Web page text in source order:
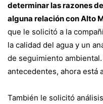
determinar las razones
alguna relación con Alto
que le solicitó a la
la calidad del agua y un
de seguimiento
antecedentes, ahora está
También le solicitó